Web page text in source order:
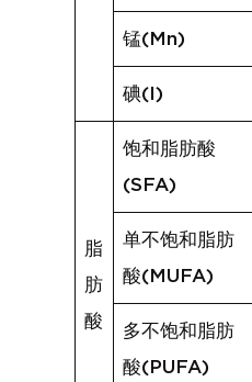
锰(Mn)
碘(I)
脂
肪
酸
饱和脂肪酸
(SFA)
单不饱和脂肪
酸(MUFA)
多不饱和脂肪
酸(PUFA)